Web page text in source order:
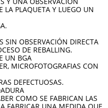
LA PLAQUETA Y LUEGO UN
SIN OBSERVACIÓN DIRECTA
DE REBALLING.
UN BGA
MICROFOTOGRAFIAS CON
DEFECTUOSAS.
COMO SE FABRICAN LAS